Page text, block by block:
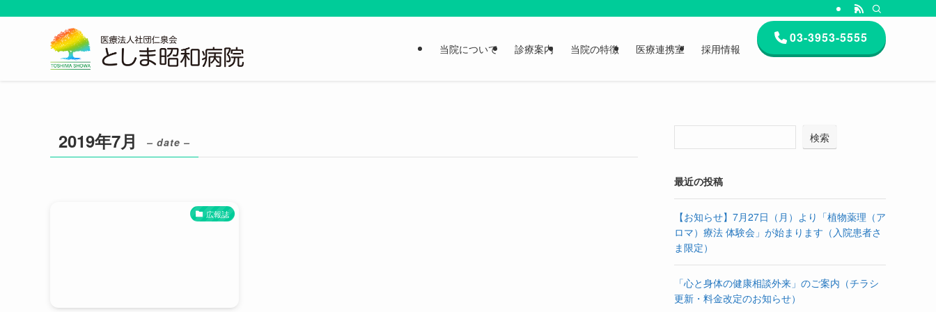
当院について 診療案内 当院の特徴 医療連携室 採用情報
03-3953-5555
2019年7月 – date –
広報誌
検索
最近の投稿
【お知らせ】7月27日（月）より「植物薬理（ア
ロマ）療法 体験会」が始まります（入院患者さ
ま限定）
「心と身体の健康相談外来」のご案内（チラシ
更新・料金改定のお知らせ）